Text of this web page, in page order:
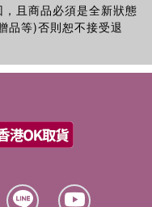
且商品必須是全新狀態
品等)否則恕不接受退